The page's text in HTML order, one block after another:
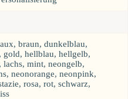
braun, dunkelblau,
gold, hellblau, hellgelb,
lachs, mint, neongelb,
neonorange, neonpink,
rosa, rot, schwarz,